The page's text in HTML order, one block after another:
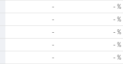
- - %
- - %
- - %
- - %
- - %